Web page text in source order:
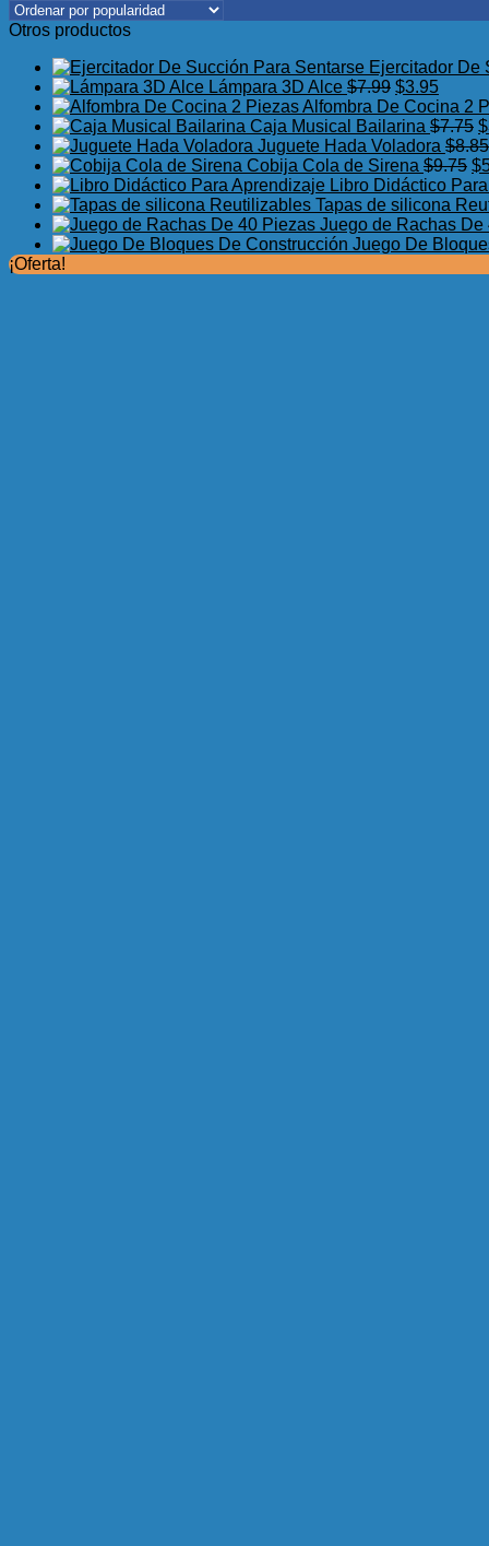
Otros productos
Ejercitador De
Lámpara 3D Alce $7.99 El
precio
original
era:
$7.99.
$3.95El
precio
actual
es:
$3.95.
Alfombra De Cocina 2
Caja Musical Bailarina $7.75 $
Juguete Hada Voladora $8.85
Cobija Cola de Sirena $9.75 El
$
Libro Didáctico
Tapas de silicona
Juego de Rachas De
Juego De
¡Oferta!